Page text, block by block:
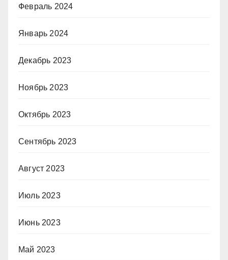
Февраль 2024
Январь 2024
Декабрь 2023
Ноябрь 2023
Октябрь 2023
Сентябрь 2023
Август 2023
Июль 2023
Июнь 2023
Май 2023